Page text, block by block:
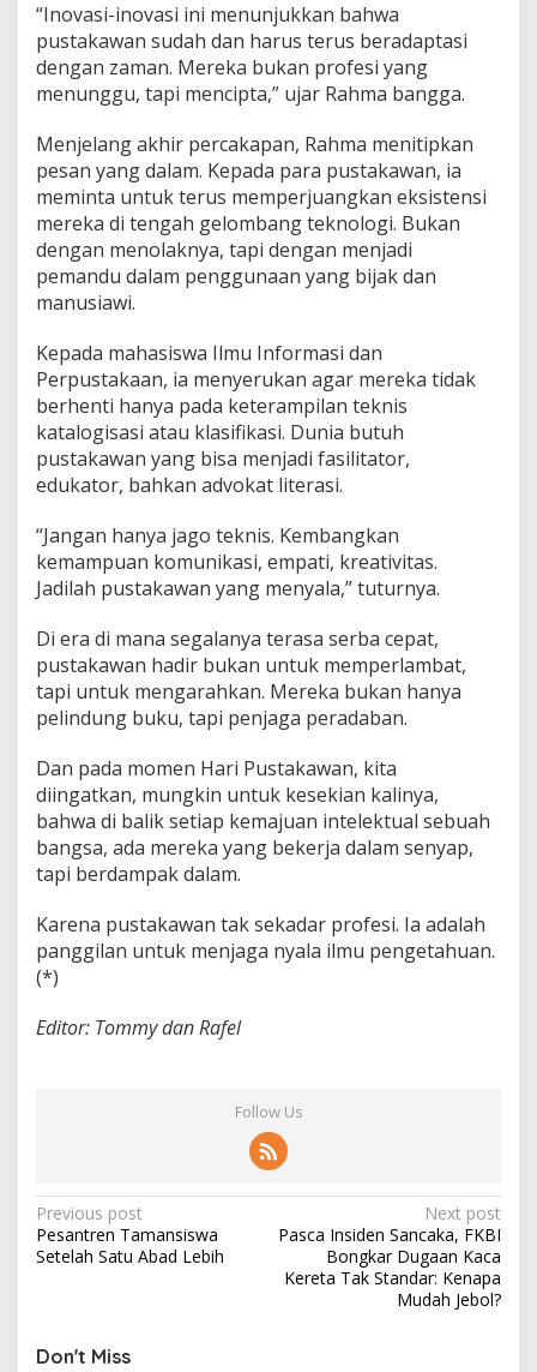
“Inovasi-inovasi ini menunjukkan bahwa
pustakawan sudah dan harus terus beradaptasi
dengan zaman. Mereka bukan profesi yang
menunggu, tapi mencipta,” ujar Rahma bangga.
Menjelang akhir percakapan, Rahma menitipkan
pesan yang dalam. Kepada para pustakawan, ia
meminta untuk terus memperjuangkan eksistensi
mereka di tengah gelombang teknologi. Bukan
dengan menolaknya, tapi dengan menjadi
pemandu dalam penggunaan yang bijak dan
manusiawi.
Kepada mahasiswa Ilmu Informasi dan
Perpustakaan, ia menyerukan agar mereka tidak
berhenti hanya pada keterampilan teknis
katalogisasi atau klasifikasi. Dunia butuh
pustakawan yang bisa menjadi fasilitator,
edukator, bahkan advokat literasi.
“Jangan hanya jago teknis. Kembangkan
kemampuan komunikasi, empati, kreativitas.
Jadilah pustakawan yang menyala,” tuturnya.
Di era di mana segalanya terasa serba cepat,
pustakawan hadir bukan untuk memperlambat,
tapi untuk mengarahkan. Mereka bukan hanya
pelindung buku, tapi penjaga peradaban.
Dan pada momen Hari Pustakawan, kita
diingatkan, mungkin untuk kesekian kalinya,
bahwa di balik setiap kemajuan intelektual sebuah
bangsa, ada mereka yang bekerja dalam senyap,
tapi berdampak dalam.
Karena pustakawan tak sekadar profesi. Ia adalah
panggilan untuk menjaga nyala ilmu pengetahuan.
(*)
Editor: Tommy dan Rafel
Follow Us
P
o
n
Previous post
Pesantren Tamansiswa
Setelah Satu Abad Lebih
Next post
Pasca Insiden Sancaka, FKBI
Bongkar Dugaan Kaca
Kereta Tak Standar: Kenapa
Mudah Jebol?
Don't Miss